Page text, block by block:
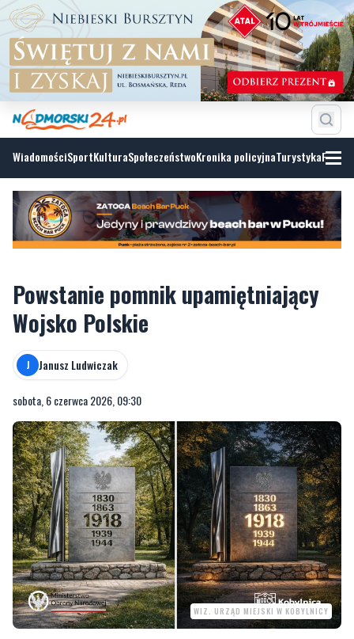
WiadomościSportKulturaSpołeczeństwoKronika policyjnaTurystyka
Powstanie pomnik upamiętniający
Wojsko Polskie
J Janusz Ludwiczak
sobota, 6 czerwca 2026, 09:30
WIZ. URZĄD MIEJSKI W KOBYLNICY